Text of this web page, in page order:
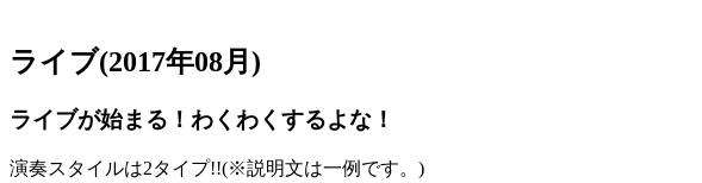
ライブ(2017年08月)
ライブが始まる！わくわくするよな！
演奏スタイルは2タイプ!!(※説明文は一例です。)